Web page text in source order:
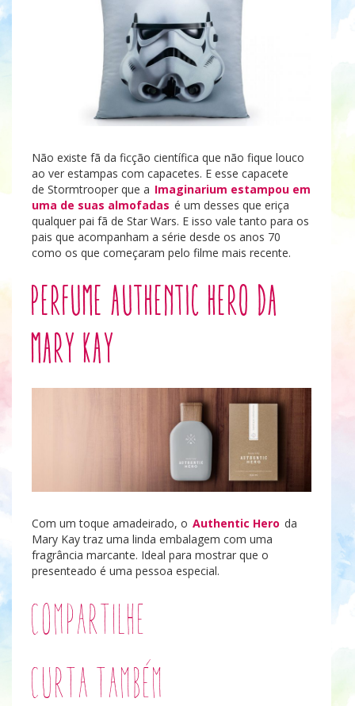
Não existe fã da ficção científica que não fique louco
ao ver estampas com capacetes. E esse capacete
de Stormtrooper que a Imaginarium estampou em
uma de suas almofadas é um desses que eriça
qualquer pai fã de Star Wars. E isso vale tanto para os
pais que acompanham a série desde os anos 70
como os que começaram pelo filme mais recente.
Perfume Authentic Hero da
Mary Kay
Com um toque amadeirado, o Authentic Hero da
Mary Kay traz uma linda embalagem com uma
fragrância marcante. Ideal para mostrar que o
presenteado é uma pessoa especial.
Compartilhe
Curta também